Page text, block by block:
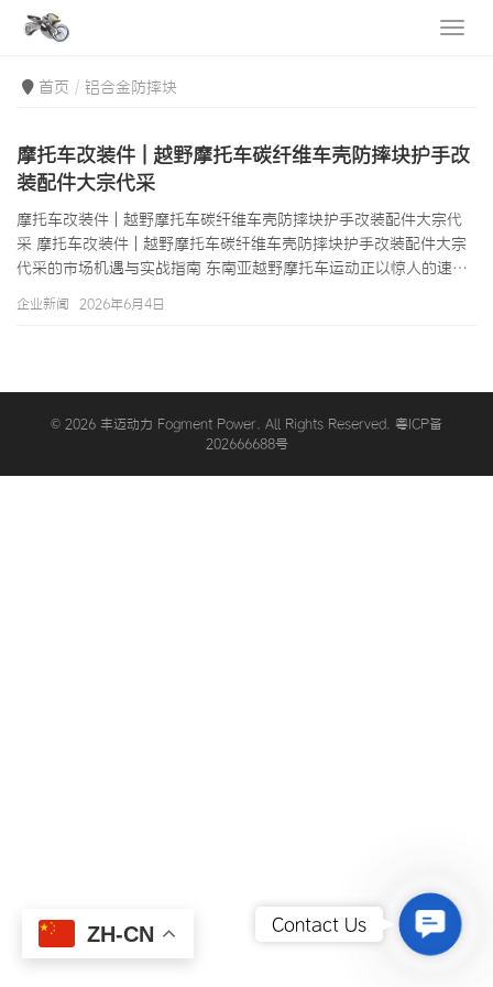
首页 铝合金防摔块
摩托车改装件 | 越野摩托车碳纤维车壳防摔块护手改
装配件大宗代采
摩托车改装件 | 越野摩托车碳纤维车壳防摔块护手改装配件大宗代
采 摩托车改装件 | 越野摩托车碳纤维车壳防摔块护手改装配件大宗
代采的市场机遇与实战指南 东南亚越野摩托车运动正以惊人的速度
都会组织车友骑行活动；在印尼日惹和万隆的火山脚下，越野摩托
摩托车保有量的增长，摩托车改装件市场也随之蓬勃发展，其中越
野摩托车碳纤维车壳、防摔…
企业新闻 2026年6月4日
© 2026 丰迈动力 Fogment Power. All Rights Reserved. 粤ICP备
202666688号
ZH-CN Contact Us